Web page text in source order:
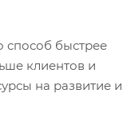
способ быстрее
клиентов и
на развитие и